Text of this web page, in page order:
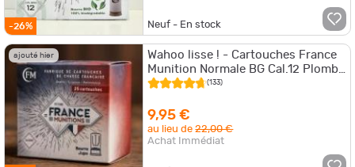
-26% Neuf - En stock
ajouté hier
Wahoo lisse ! - Cartouches France
Munition Normale BG Cal.12 Plomb
8 - 25 cartouches
(133)
9,95 €
au lieu de22,00 €
Achat Immédiat